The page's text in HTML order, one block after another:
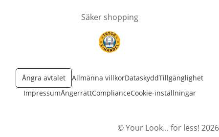
Säker shopping
öppnas i nytt fönster
Ångra avtalet Allmänna villkorDataskyddTillgänglighet
ImpressumÅngerrättComplianceCookie-inställningar
© Your Look... for less! 2026